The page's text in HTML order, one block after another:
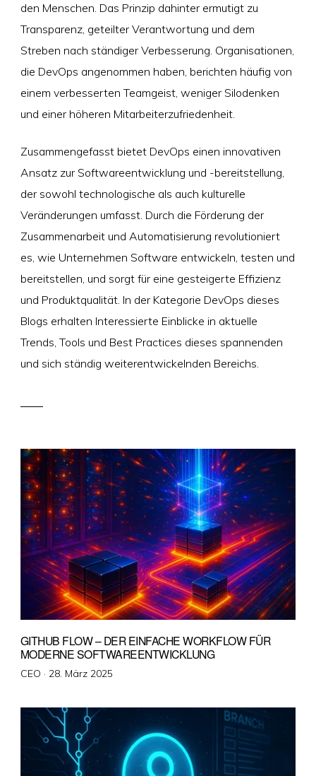
den Menschen. Das Prinzip dahinter ermutigt zu
Transparenz, geteilter Verantwortung und dem
Streben nach ständiger Verbesserung. Organisationen,
die DevOps angenommen haben, berichten häufig von
einem verbesserten Teamgeist, weniger Silodenken
und einer höheren Mitarbeiterzufriedenheit.
Zusammengefasst bietet DevOps einen innovativen
Ansatz zur Softwareentwicklung und -bereitstellung,
der sowohl technologische als auch kulturelle
Veränderungen umfasst. Durch die Förderung der
Zusammenarbeit und Automatisierung revolutioniert
es, wie Unternehmen Software entwickeln, testen und
bereitstellen, und sorgt für eine gesteigerte Effizienz
und Produktqualität. In der Kategorie DevOps dieses
Blogs erhalten Interessierte Einblicke in aktuelle
Trends, Tools und Best Practices dieses spannenden
und sich ständig weiterentwickelnden Bereichs.
GITHUB FLOW – DER EINFACHE WORKFLOW FÜR
MODERNE SOFTWAREENTWICKLUNG
CEO · Veröffentlicht
28. März 2025